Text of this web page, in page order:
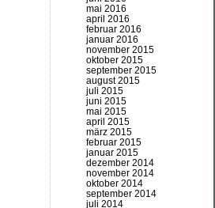
mai 2016
april 2016
februar 2016
januar 2016
november 2015
oktober 2015
september 2015
august 2015
juli 2015
juni 2015
mai 2015
april 2015
märz 2015
februar 2015
januar 2015
dezember 2014
november 2014
oktober 2014
september 2014
juli 2014